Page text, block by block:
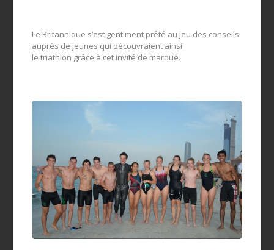
Le Britannique s’est gentiment prêté au jeu des conseils
auprès de jeunes qui découvraient ainsi
le triathlon grâce à cet invité de marque.